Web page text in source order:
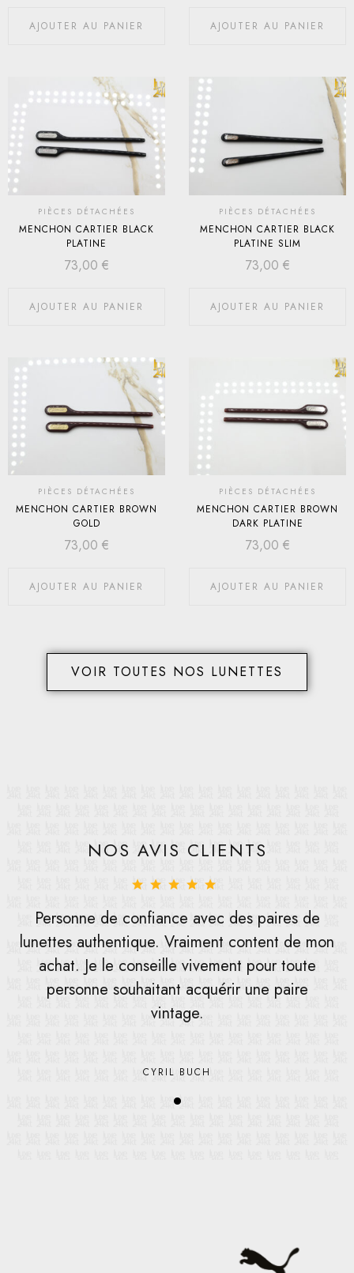
AJOUTER AU PANIER AJOUTER AU PANIER
PIÈCES DÉTACHÉES
MENCHON CARTIER BLACK
PLATINE
73,00 €
AJOUTER AU PANIER
PIÈCES DÉTACHÉES
MENCHON CARTIER BLACK
PLATINE SLIM
73,00 €
AJOUTER AU PANIER
PIÈCES DÉTACHÉES
MENCHON CARTIER BROWN
GOLD
73,00 €
AJOUTER AU PANIER
PIÈCES DÉTACHÉES
MENCHON CARTIER BROWN
DARK PLATINE
73,00 €
AJOUTER AU PANIER
VOIR TOUTES NOS LUNETTES
NOS AVIS CLIENTS
Personne de confiance avec des paires de
lunettes authentique. Vraiment content de mon
achat. Je le conseille vivement pour toute
personne souhaitant acquérir une paire
vintage.
CYRIL BUCH